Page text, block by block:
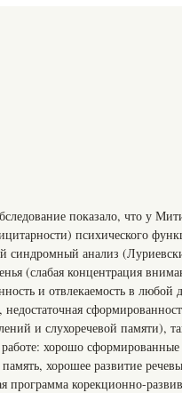
показало, что у
психического
синдромный анализ
(слабая концентрация
и отвлекаемость в любой
недостаточная
и слухоречевой памяти),
хорошо
память, хорошее развитие
программа корекционно-